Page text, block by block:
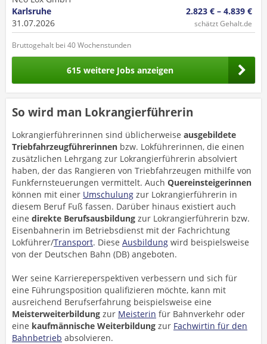
Karlsruhe
31.07.2026
2.823 € – 4.839 €
schätzt Gehalt.de
Bruttogehalt bei 40 Wochenstunden
615 weitere Jobs anzeigen
So wird man Lokrangierführerin
Lokrangierführerinnen sind üblicherweise ausgebildete
Triebfahrzeugführerinnen bzw. Lokführerinnen, die einen
zusätzlichen Lehrgang zur Lokrangierführerin absolviert
haben, der das Rangieren von Triebfahrzeugen mithilfe von
Funkfernsteuerungen vermittelt. Auch Quereinsteigerinnen
können mit einer Umschulung zur Lokrangierführerin in
diesem Beruf Fuß fassen. Darüber hinaus existiert auch
eine direkte Berufsausbildung zur Lokrangierführerin bzw.
Eisenbahnerin im Betriebsdienst mit der Fachrichtung
Lokführer/Transport. Diese Ausbildung wird beispielsweise
von der Deutschen Bahn (DB) angeboten.
Wer seine Karriereperspektiven verbessern und sich für
eine Führungsposition qualifizieren möchte, kann mit
ausreichend Berufserfahrung beispielsweise eine
Meisterweiterbildung zur Meisterin für Bahnverkehr oder
eine kaufmännische Weiterbildung zur Fachwirtin für den
Bahnbetrieb absolvieren.